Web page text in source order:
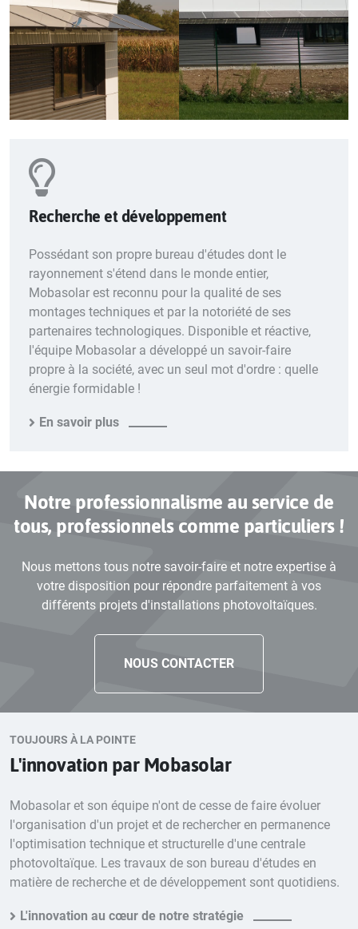
Recherche et développement
Possédant son propre bureau d'études dont le
rayonnement s'étend dans le monde entier,
Mobasolar est reconnu pour la qualité de ses
montages techniques et par la notoriété de ses
partenaires technologiques. Disponible et réactive,
l'équipe Mobasolar a développé un savoir-faire
propre à la société, avec un seul mot d'ordre : quelle
énergie formidable !
En savoir plus
Notre professionnalisme au service de
tous, professionnels comme particuliers !
Nous mettons tous notre savoir-faire et notre expertise à
votre disposition pour répondre parfaitement à vos
différents projets d'installations photovoltaïques.
NOUS CONTACTER
TOUJOURS À LA POINTE
L'innovation par Mobasolar
Mobasolar et son équipe n'ont de cesse de faire évoluer
l'organisation d'un projet et de rechercher en permanence
l'optimisation technique et structurelle d'une centrale
photovoltaïque. Les travaux de son bureau d'études en
matière de recherche et de développement sont quotidiens.
L'innovation au cœur de notre stratégie